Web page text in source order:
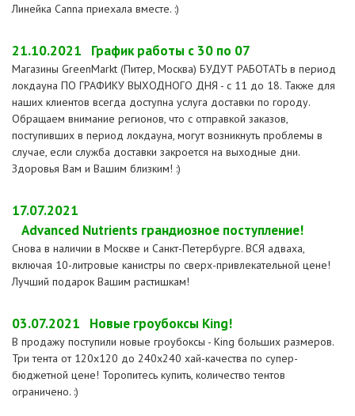
Линейка Canna приехала вместе. :)
21.10.2021 График работы с 30 по 07
Магазины GreenMarkt (Питер, Москва) БУДУТ РАБОТАТЬ в период
локдауна ПО ГРАФИКУ ВЫХОДНОГО ДНЯ - с 11 до 18. Также для
наших клиентов всегда доступна услуга доставки по городу.
Обращаем внимание регионов, что с отправкой заказов,
поступивших в период локдауна, могут возникнуть проблемы в
случае, если служба доставки закроется на выходные дни.
Здоровья Вам и Вашим близким! :)
17.07.2021
Advanced Nutrients грандиозное поступление!
Снова в наличии в Москве и Санкт-Петербурге. ВСЯ адваха,
включая 10-литровые канистры по сверх-привлекательной цене!
Лучший подарок Вашим растишкам!
03.07.2021 Новые гроубоксы King!
В продажу поступили новые гроубоксы - King больших размеров.
Три тента от 120х120 до 240х240 хай-качества по супер-
бюджетной цене! Торопитесь купить, количество тентов
ограничено. :)